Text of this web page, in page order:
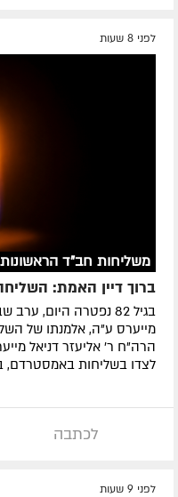
לפני 8 שעות
משליחות חב"ד
ברוך דיין האמת:
בגיל 82 נפטרה
מייערס ע"ה, אלמנתו של
הרה"ח ר' אליעזר דניאל
לצדו בשליחות באמסטרדם,
לכתבה
לפני 9 שעות